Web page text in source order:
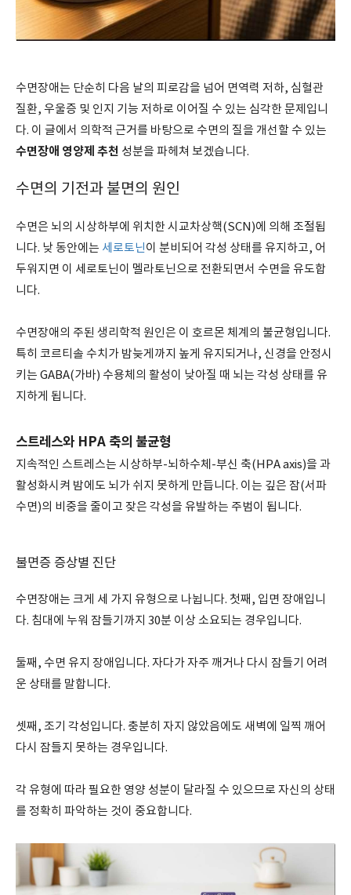
수면장애는 단순히 다음 날의 피로감을 넘어 면역력 저하, 심혈관
질환, 우울증 및 인지 기능 저하로 이어질 수 있는 심각한 문제입니
다. 이 글에서 의학적 근거를 바탕으로 수면의 질을 개선할 수 있는
수면장애 영양제 추천 성분을 파헤쳐 보겠습니다.
수면의 기전과 불면의 원인
수면은 뇌의 시상하부에 위치한 시교차상핵(SCN)에 의해 조절됩
니다. 낮 동안에는 세로토닌이 분비되어 각성 상태를 유지하고, 어
두워지면 이 세로토닌이 멜라토닌으로 전환되면서 수면을 유도합
니다.
수면장애의 주된 생리학적 원인은 이 호르몬 체계의 불균형입니다.
특히 코르티솔 수치가 밤늦게까지 높게 유지되거나, 신경을 안정시
키는 GABA(가바) 수용체의 활성이 낮아질 때 뇌는 각성 상태를 유
지하게 됩니다.
스트레스와 HPA 축의 불균형
지속적인 스트레스는 시상하부-뇌하수체-부신 축(HPA axis)을 과
활성화시켜 밤에도 뇌가 쉬지 못하게 만듭니다. 이는 깊은 잠(서파
수면)의 비중을 줄이고 잦은 각성을 유발하는 주범이 됩니다.
불면증 증상별 진단
수면장애는 크게 세 가지 유형으로 나뉩니다. 첫째, 입면 장애입니
다. 침대에 누워 잠들기까지 30분 이상 소요되는 경우입니다.
둘째, 수면 유지 장애입니다. 자다가 자주 깨거나 다시 잠들기 어려
운 상태를 말합니다.
셋째, 조기 각성입니다. 충분히 자지 않았음에도 새벽에 일찍 깨어
다시 잠들지 못하는 경우입니다.
각 유형에 따라 필요한 영양 성분이 달라질 수 있으므로 자신의 상태
를 정확히 파악하는 것이 중요합니다.